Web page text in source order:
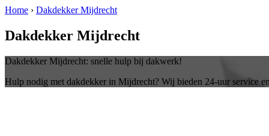
Home › Dakdekker Mijdrecht
Dakdekker Mijdrecht
Dakdekker Mijdrecht: snelle hulp bij dakwerk!
Hulp nodig met dakdekker in Mijdrecht? Wij bieden 24-uur service